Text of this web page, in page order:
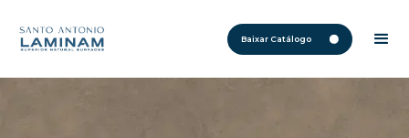
Baixar Catálogo